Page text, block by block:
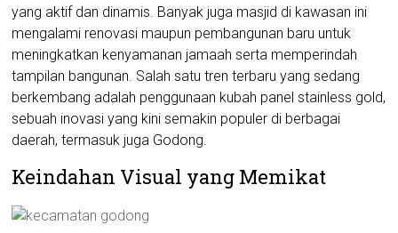
yang aktif dan dinamis. Banyak juga masjid di kawasan ini
mengalami renovasi maupun pembangunan baru untuk
meningkatkan kenyamanan jamaah serta memperindah
tampilan bangunan. Salah satu tren terbaru yang sedang
berkembang adalah penggunaan kubah panel stainless gold,
sebuah inovasi yang kini semakin populer di berbagai
daerah, termasuk juga Godong.
Keindahan Visual yang Memikat